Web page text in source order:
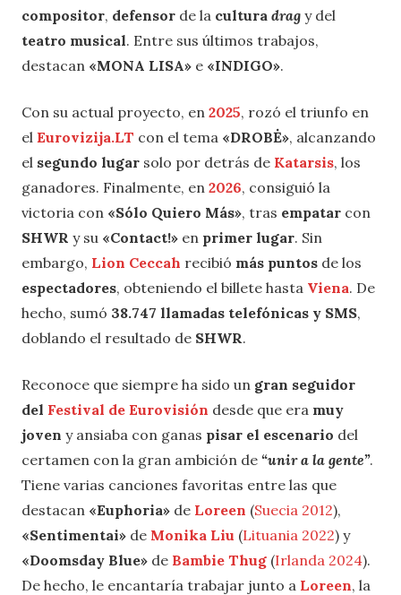
compositor, defensor de la cultura drag y del
teatro musical. Entre sus últimos trabajos,
destacan «MONA LISA» e «INDIGO».
Con su actual proyecto, en 2025, rozó el triunfo en
el Eurovizija.LT con el tema «DROBĖ», alcanzando
el segundo lugar solo por detrás de Katarsis, los
ganadores. Finalmente, en 2026, consiguió la
victoria con «Sólo Quiero Más», tras empatar con
SHWR y su «Contact!» en primer lugar. Sin
embargo, Lion Ceccah recibió más puntos de los
espectadores, obteniendo el billete hasta Viena. De
hecho, sumó 38.747 llamadas telefónicas y SMS,
doblando el resultado de SHWR.
Reconoce que siempre ha sido un gran seguidor
del Festival de Eurovisión desde que era muy
joven y ansiaba con ganas pisar el escenario del
certamen con la gran ambición de “unir a la gente”.
Tiene varias canciones favoritas entre las que
destacan «Euphoria» de Loreen (Suecia 2012),
«Sentimentai» de Monika Liu (Lituania 2022) y
«Doomsday Blue» de Bambie Thug (Irlanda 2024).
De hecho, le encantaría trabajar junto a Loreen, la